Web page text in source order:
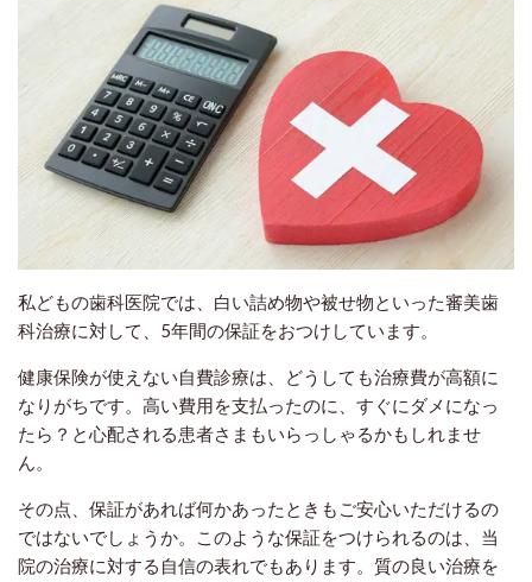
私どもの歯科医院では、白い詰め物や被せ物といった審美歯
科治療に対して、5年間の保証をおつけしています。
健康保険が使えない自費診療は、どうしても治療費が高額に
なりがちです。高い費用を支払ったのに、すぐにダメになっ
たら？と心配される患者さまもいらっしゃるかもしれませ
ん。
その点、保証があれば何かあったときもご安心いただけるの
ではないでしょうか。このような保証をつけられるのは、当
院の治療に対する自信の表れでもあります。質の良い治療を